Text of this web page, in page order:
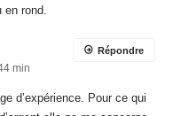
il suffit souvent d’être
de gens mettent de
de système avec ce
rendre compte à avoir